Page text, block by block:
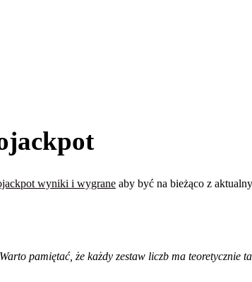
wyniki i wygrane aby być na bieżąco z
Warto pamiętać, że każdy zestaw liczb ma teoretycznie